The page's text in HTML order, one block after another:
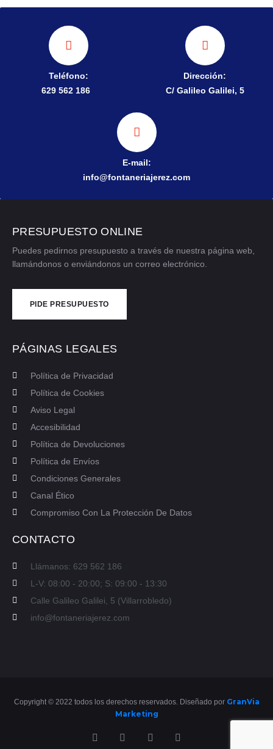
Teléfono:
629 562 186
Dirección:
C/ Galileo Galilei, 5
E-mail:
info@fontaneriajerez.com
PRESUPUESTO ONLINE
Puedes pedirnos presupuesto a través de nuestra página web,
llamándonos o enviándonos un correo electrónico.
PIDE PRESUPUESTO
PÁGINAS LEGALES
Política de Privacidad
Política de Cookies
Aviso Legal
Accesibilidad
Política de Devoluciones
Política de Envíos
Condiciones Generales
Canal Ético
Compromiso Con La Protección De Datos
CONTACTO
Llámanos: 629 562 186
L-V: 08:00 - 20:00; S: 09:00 - 13:30
Calle Galileo Galilei, 5 (Villarrobledo)
info@fontaneriajerez.com
Copyright © 2022 todos los derechos reservados. Diseñado por GranVia
Marketing